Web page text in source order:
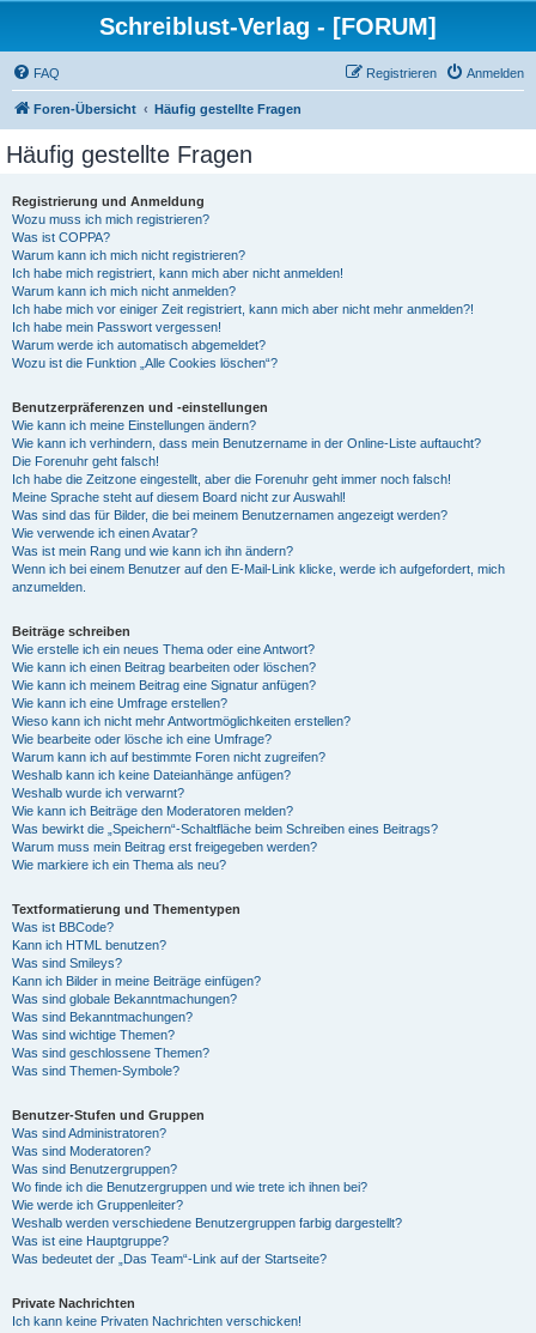
Schreiblust-Verlag - [FORUM]
FAQ Anmelden
Registrieren
Foren-Übersicht Häufig gestellte Fragen
Häufig gestellte Fragen
Registrierung und Anmeldung
Wozu muss ich mich registrieren?
Was ist COPPA?
Warum kann ich mich nicht registrieren?
Ich habe mich registriert, kann mich aber nicht anmelden!
Warum kann ich mich nicht anmelden?
Ich habe mich vor einiger Zeit registriert, kann mich aber nicht mehr anmelden?!
Ich habe mein Passwort vergessen!
Warum werde ich automatisch abgemeldet?
Wozu ist die Funktion „Alle Cookies löschen“?
Benutzerpräferenzen und -einstellungen
Wie kann ich meine Einstellungen ändern?
Wie kann ich verhindern, dass mein Benutzername in der Online-Liste auftaucht?
Die Forenuhr geht falsch!
Ich habe die Zeitzone eingestellt, aber die Forenuhr geht immer noch falsch!
Meine Sprache steht auf diesem Board nicht zur Auswahl!
Was sind das für Bilder, die bei meinem Benutzernamen angezeigt werden?
Wie verwende ich einen Avatar?
Was ist mein Rang und wie kann ich ihn ändern?
Wenn ich bei einem Benutzer auf den E-Mail-Link klicke, werde ich aufgefordert, mich
anzumelden.
Beiträge schreiben
Wie erstelle ich ein neues Thema oder eine Antwort?
Wie kann ich einen Beitrag bearbeiten oder löschen?
Wie kann ich meinem Beitrag eine Signatur anfügen?
Wie kann ich eine Umfrage erstellen?
Wieso kann ich nicht mehr Antwortmöglichkeiten erstellen?
Wie bearbeite oder lösche ich eine Umfrage?
Warum kann ich auf bestimmte Foren nicht zugreifen?
Weshalb kann ich keine Dateianhänge anfügen?
Weshalb wurde ich verwarnt?
Wie kann ich Beiträge den Moderatoren melden?
Was bewirkt die „Speichern“-Schaltfläche beim Schreiben eines Beitrags?
Warum muss mein Beitrag erst freigegeben werden?
Wie markiere ich ein Thema als neu?
Textformatierung und Thementypen
Was ist BBCode?
Kann ich HTML benutzen?
Was sind Smileys?
Kann ich Bilder in meine Beiträge einfügen?
Was sind globale Bekanntmachungen?
Was sind Bekanntmachungen?
Was sind wichtige Themen?
Was sind geschlossene Themen?
Was sind Themen-Symbole?
Benutzer-Stufen und Gruppen
Was sind Administratoren?
Was sind Moderatoren?
Was sind Benutzergruppen?
Wo finde ich die Benutzergruppen und wie trete ich ihnen bei?
Wie werde ich Gruppenleiter?
Weshalb werden verschiedene Benutzergruppen farbig dargestellt?
Was ist eine Hauptgruppe?
Was bedeutet der „Das Team“-Link auf der Startseite?
Private Nachrichten
Ich kann keine Privaten Nachrichten verschicken!